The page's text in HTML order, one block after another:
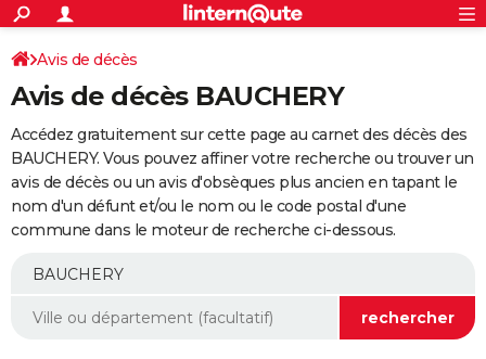
ACTUALITÉS
Politique
Société
Faits Divers
Education
Monde
Villes
+
SPORT
Coupe du monde 2026
Football
Tennis
Cyclisme
Rugby
Forum
Programme TV
TNT
Streaming
Cinéma
Sorties cinéma
Musique
+
FINANCE
Retraite
Epargne
Immobilier
Risques naturels par ville
Banque
Assurance
AUTO
Essais
Réserver un essai
Citadines
Berlines
SUV
Forum auto
+
Mobiles
Meilleur smartphone
Internet
Ordinateurs
Jeux vidéo
Guide high-tech
Aménagement intérieur
Avis de décès
Avis de décès BAUCHERY
Accédez gratuitement sur cette page au carnet des décès des
BAUCHERY. Vous pouvez affiner votre recherche ou trouver un
avis de décès ou un avis d'obsèques plus ancien en tapant le
nom d'un défunt et/ou le nom ou le code postal d'une
commune dans le moteur de recherche ci-dessous.